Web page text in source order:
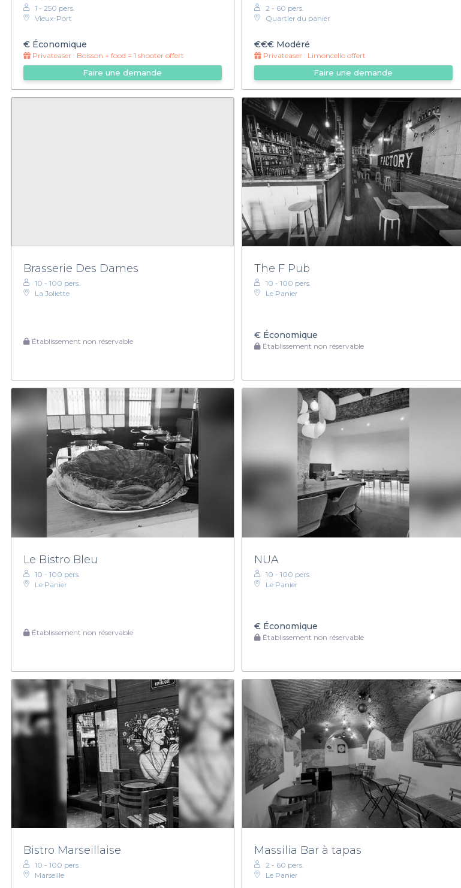
1 - 250 pers.
Vieux-Port
€ Économique
Privateaser : Boisson + food = 1 shooter offert
Faire une demande
2 - 60 pers.
Quartier du panier
€€€Modéré
Privateaser : Limoncello offert
Faire une demande
Brasserie Des Dames
10 - 100 pers.
La Joliette
Établissement non réservable
The F Pub
10 - 100 pers.
Le Panier
€Économique
Établissement non réservable
Le Bistro Bleu
10 - 100 pers.
Le Panier
Établissement non réservable
NUA
10 - 100 pers.
Le Panier
€Économique
Établissement non réservable
Bistro Marseillaise
10 - 100 pers.
Marseille
Massilia Bar à tapas
2 - 60 pers.
Le Panier